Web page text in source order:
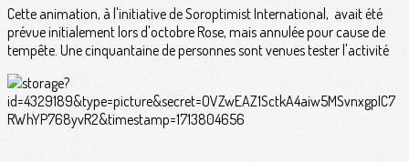
Cette animation, à l'initiative de Soroptimist International, avait été
prévue initialement lors d'octobre Rose, mais annulée pour cause de
tempête. Une cinquantaine de personnes sont venues tester l'activité